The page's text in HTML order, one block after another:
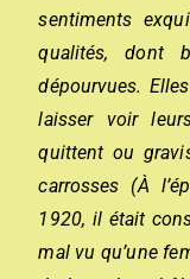
sentiments
qualités, dont
dépourvues.
laisser voir
quittent ou
carrosses (À
1920, il était
mal vu qu’une